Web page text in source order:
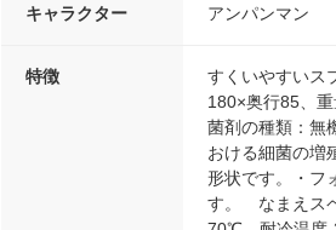
キャラクター アンパンマン
特徴
すくいやすい
180×奥行85、
菌剤の種類：無
おける細菌の増
形状です。・フ
す。 なまえス